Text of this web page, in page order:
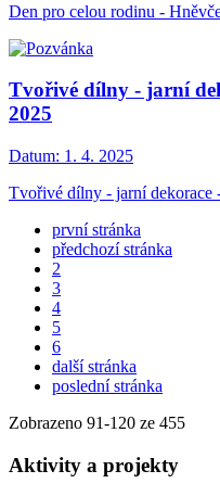
Den pro celou rodinu -
Tvořivé dílny - jarní
2025
Datum: 1. 4. 2025
Tvořivé dílny - jarní dekorace
první stránka
předchozí stránka
2
3
4
5
6
další stránka
poslední stránka
Zobrazeno 91-120 ze 455
Aktivity a projekty